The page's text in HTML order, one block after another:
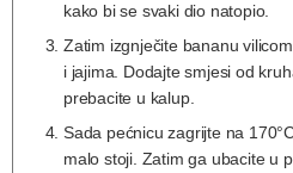
kako bi se svaki dio natopio.
Zatim izgnječite bananu
i jajima. Dodajte smjesi od
prebacite u kalup.
Sada pećnicu zagrijte na
malo stoji. Zatim ga ubacite u